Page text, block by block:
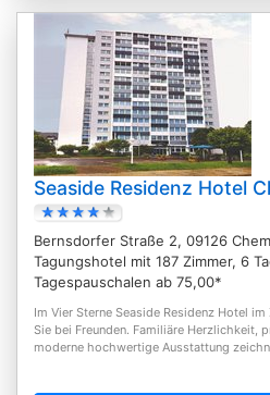
Seaside Residenz Hotel
Bernsdorfer Straße 2, 09126
Tagungshotel mit 187 Zimmer, 6
Tagespauschalen ab 75,00*
Im Vier Sterne Seaside Residenz Hotel
Sie bei Freunden. Familiäre Herzlichkeit,
moderne hochwertige Ausstattung